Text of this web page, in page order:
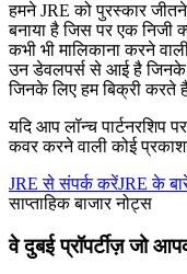
हमने JRE को पुरस्कार
बनाया है जिस पर एक निजी
कभी भी मालिकाना करने
उन डेवलपर्स से आई है
जिनके लिए हम बिक्री करते
यदि आप लॉन्च पार्टनरशिप
कवर करने वाली कोई
JRE से संपर्क करेंJRE के
साप्ताहिक बाजार नोट्स
वे दुबई प्रॉपर्टीज़ जो